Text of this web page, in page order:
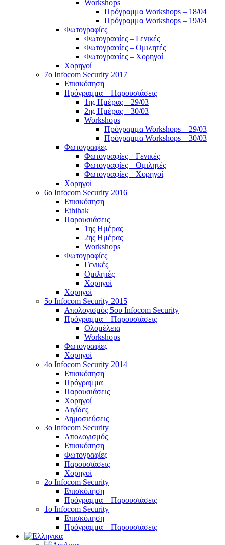
Workshops
Πρόγραμμα Workshops – 18/04
Πρόγραμμα Workshops – 19/04
Φωτογραφίες
Φωτογραφίες – Γενικές
Φωτογραφίες – Ομιλητές
Φωτογραφίες – Χορηγοί
Χορηγοί
7o Infocom Security 2017
Επισκόπηση
Πρόγραμμα – Παρουσιάσεις
1ης Ημέρας – 29/03
2ης Ημέρας – 30/03
Workshops
Πρόγραμμα Workshops – 29/03
Πρόγραμμα Workshops – 30/03
Φωτογραφίες
Φωτογραφίες – Γενικές
Φωτογραφίες – Ομιλητές
Φωτογραφίες – Χορηγοί
Χορηγοί
6o Infocom Security 2016
Επισκόπηση
Ethihak
Παρουσιάσεις
1ης Ημέρας
2ης Ημέρας
Workshops
Φωτογραφίες
Γενικές
Ομιλητές
Χορηγοί
Χορηγοί
5o Infocom Security 2015
Απολογισμός 5ου Infocom Security
Πρόγραμμα – Παρουσιάσεις
Ολομέλεια
Workshops
Φωτογραφίες
Χορηγοί
4ο Infocom Security 2014
Επισκόπηση
Πρόγραμμα
Παρουσιάσεις
Χορηγοί
Αιγίδες
Δημοσιεύσεις
3o Infocom Security
Απολογισμός
Επισκόπηση
Φωτογραφίες
Παρουσιάσεις
Χορηγοί
2o Infocom Security
Επισκόπηση
Πρόγραμμα – Παρουσιάσεις
1ο Infocom Security
Επισκόπηση
Πρόγραμμα – Παρουσιάσεις